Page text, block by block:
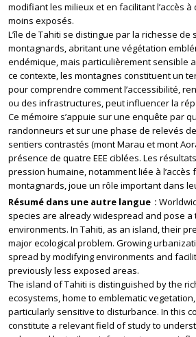
modifiant les milieux et en facilitant l’accès à
moins exposés.
L’île de Tahiti se distingue par la richesse de
montagnards, abritant une végétation
endémique, mais particulièrement sensible
ce contexte, les montagnes constituent un
pour comprendre comment l’accessibilité,
ou des infrastructures, peut influencer la
Ce mémoire s’appuie sur une enquête par
randonneurs et sur une phase de relevés
sentiers contrastés (mont Marau et mont
présence de quatre EEE ciblées. Les
pression humaine, notamment liée à l’accès
montagnards, joue un rôle important dans
Résumé dans une autre langue
species are already widespread and pose
environments. In Tahiti, as an island, their
major ecological problem. Growing
spread by modifying environments and
previously less exposed areas.
The island of Tahiti is distinguished by the
ecosystems, home to emblematic
particularly sensitive to disturbance. In this
constitute a relevant field of study to